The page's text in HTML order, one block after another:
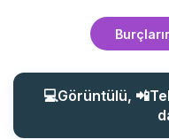
bir
💻Görüntülü,